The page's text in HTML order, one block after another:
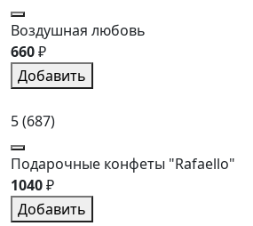
Воздушная любовь
660₽
Добавить
5(687)
Подарочные конфеты "Rafaello"
1040₽
Добавить